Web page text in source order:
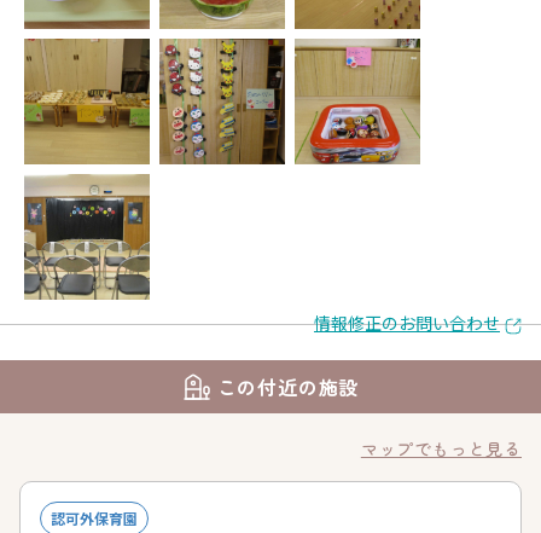
情報修正のお問い合わせ
この付近の施設
マップでもっと見る
認可外保育園